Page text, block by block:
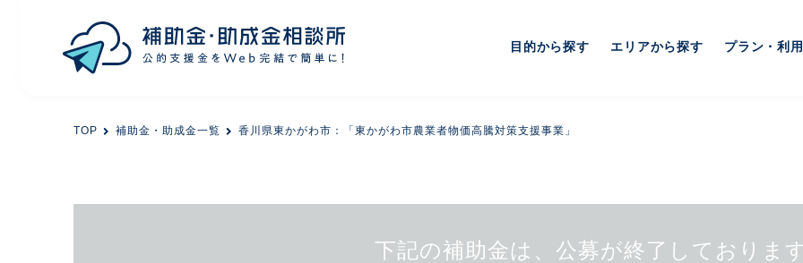
エリアから探す
目的から探す エリアから探す プラン・利
TOP 補助金・助成金一覧 香川県東かがわ市：「東かがわ市農業者物価高騰対策支援事業」
下記の補助金は、公募が終了しておりま